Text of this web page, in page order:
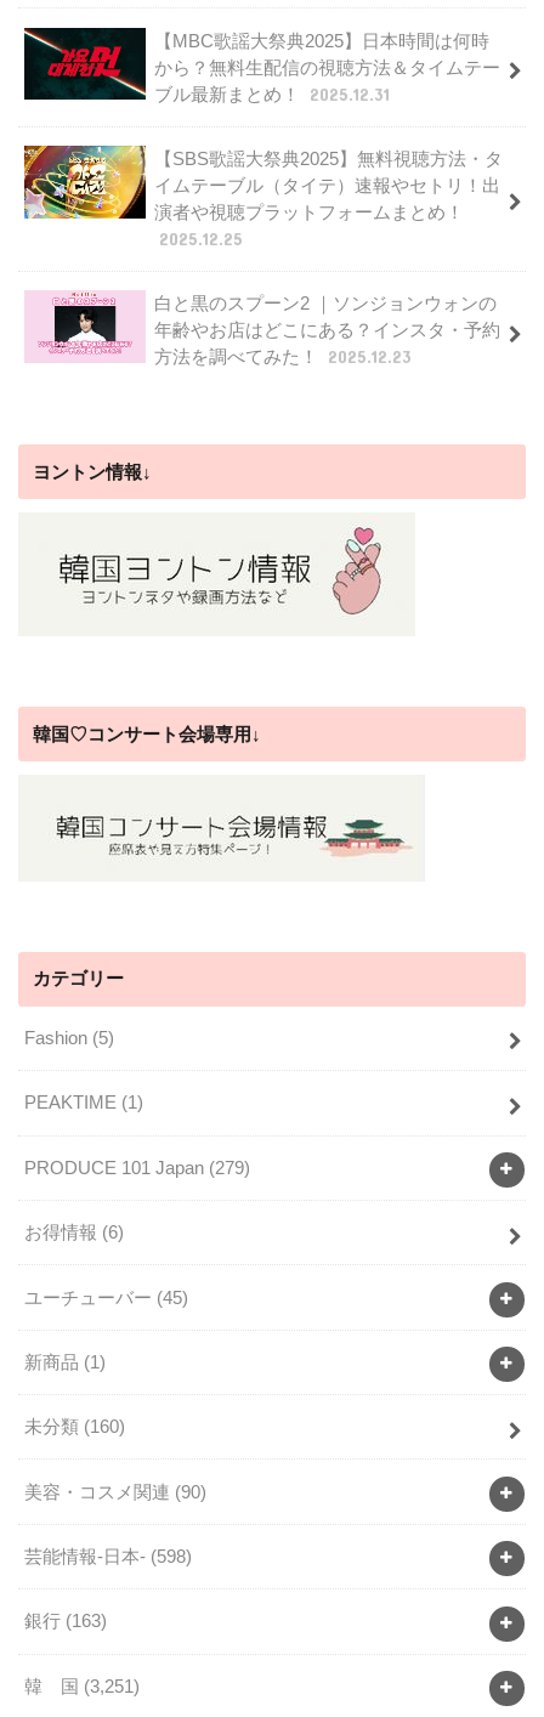
【MBC歌謡大祭典2025】日本時間は何時
から？無料生配信の視聴方法＆タイムテー
ブル最新まとめ！
2025.12.31
【SBS歌謡大祭典2025】無料視聴方法・タ
イムテーブル（タイテ）速報やセトリ！出
演者や視聴プラットフォームまとめ！
2025.12.25
白と黒のスプーン2 ｜ソンジョンウォンの
年齢やお店はどこにある？インスタ・予約
方法を調べてみた！
2025.12.23
ヨントン情報↓
韓国♡コンサート会場専用↓
カテゴリー
Fashion (5)
PEAKTIME (1)
PRODUCE 101 Japan (279)
お得情報 (6)
ユーチューバー (45)
新商品 (1)
未分類 (160)
美容・コスメ関連 (90)
芸能情報-日本- (598)
銀行 (163)
韓 国 (3,251)